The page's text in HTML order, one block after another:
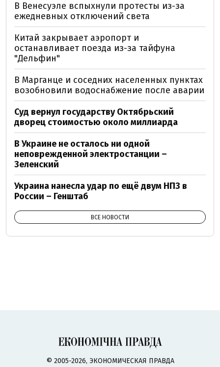
В Венесуэле вспыхнули протесты из-за
ежедневных отключений света
Китай закрывает аэропорт и
останавливает поезда из-за тайфуна
"Дельфин"
В Марганце и соседних населенных пунктах
возобновили водоснабжение после аварии
Суд вернул государству Октябрьский
дворец стоимостью около миллиарда
В Украине не осталось ни одной
неповрежденной электростанции –
Зеленский
Украина нанесла удар по ещё двум НПЗ в
России – Генштаб
ВСЕ НОВОСТИ
© 2005-2026, ЭКОНОМИЧЕСКАЯ ПРАВДА